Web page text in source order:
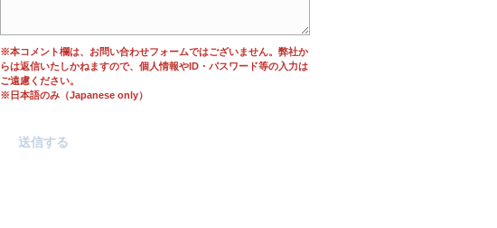
※本コメント欄は、お問い合わせフォームではございません。弊社か
らは返信いたしかねますので、個人情報やID・パスワード等の入力は
ご遠慮ください。
※日本語のみ（Japanese only）